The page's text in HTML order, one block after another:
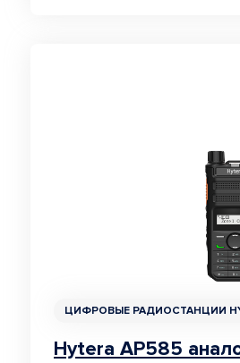
ЦИФРОВЫЕ РАДИОСТАНЦИИ
Hytera AP585